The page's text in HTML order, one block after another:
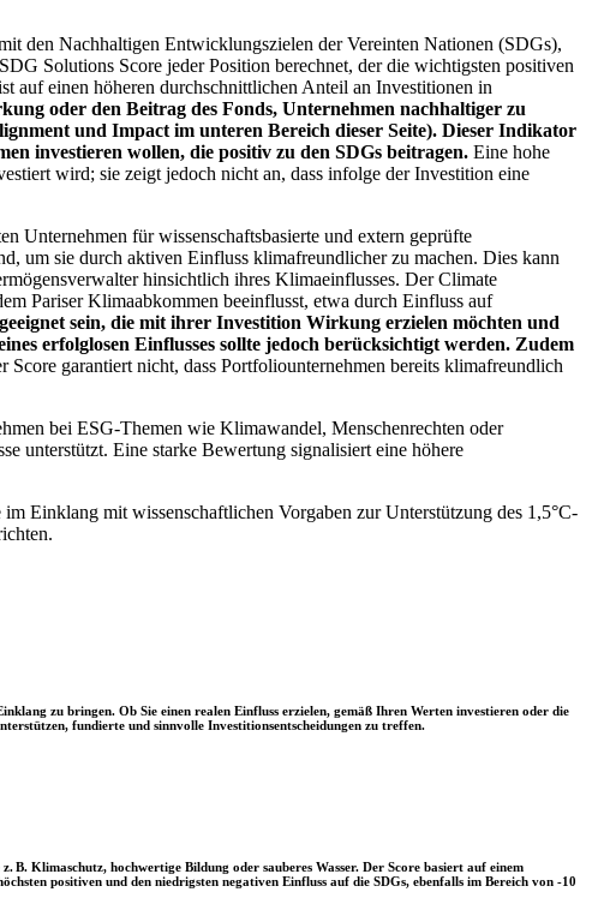
den Nachhaltigen Entwicklungszielen der Vereinten Nationen (SDGs),
Solutions Score jeder Position berechnet, der die wichtigsten positiven
auf einen höheren durchschnittlichen Anteil an Investitionen in
oder den Beitrag des Fonds, Unternehmen nachhaltiger zu
und Impact im unteren Bereich dieser Seite). Dieser Indikator
investieren wollen, die positiv zu den SDGs beitragen. Eine hohe
wird; sie zeigt jedoch nicht an, dass infolge der Investition eine
Unternehmen für wissenschaftsbasierte und extern geprüfte
um sie durch aktiven Einfluss klimafreundlicher zu machen. Dies kann
hinsichtlich ihres Klimaeinflusses. Der Climate
Pariser Klimaabkommen beeinflusst, etwa durch Einfluss auf
sein, die mit ihrer Investition Wirkung erzielen möchten und
erfolglosen Einflusses sollte jedoch berücksichtigt werden. Zudem
Score garantiert nicht, dass Portfoliounternehmen bereits klimafreundlich
bei ESG-Themen wie Klimawandel, Menschenrechten oder
unterstützt. Eine starke Bewertung signalisiert eine höhere
Einklang mit wissenschaftlichen Vorgaben zur Unterstützung des 1,5°C-
zu bringen. Ob Sie einen realen Einfluss erzielen, gemäß Ihren Werten investieren oder die
fundierte und sinnvolle Investitionsentscheidungen zu treffen.
B. Klimaschutz, hochwertige Bildung oder sauberes Wasser. Der Score basiert auf einem
positiven und den niedrigsten negativen Einfluss auf die SDGs, ebenfalls im Bereich von -10